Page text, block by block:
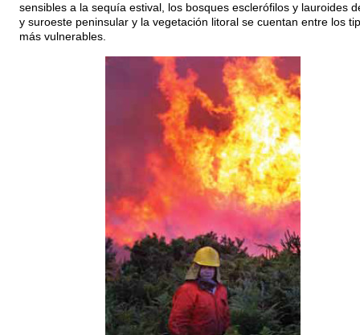
sensibles a la sequía estival, los bosques esclerófilos y lauroides
y suroeste peninsular y la vegetación litoral se cuentan entre los
más vulnerables.